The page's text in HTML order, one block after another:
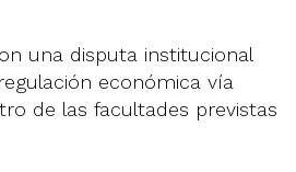
una disputa institucional
económica vía
de las facultades previstas